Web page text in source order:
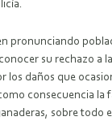
pronunciando
su rechazo a
los daños que
consecuencia la
sobre todo